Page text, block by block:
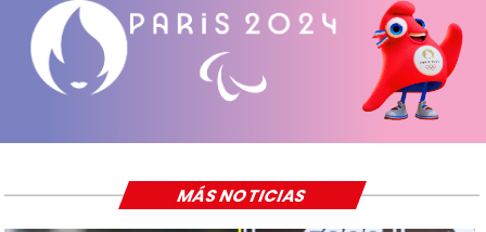
MÁS NOTICIAS